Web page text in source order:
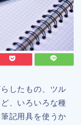
したもの、ツル
、いろいろな種
記用具を使うか